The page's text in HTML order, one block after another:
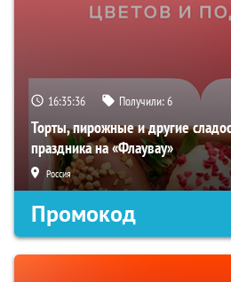
16:35:35 Получили:6
Торты, пирожные и другие
праздника на «Флаувау»
Россия
Промокод